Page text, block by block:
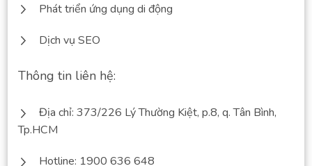
Phát triển ứng dụng di động
Dịch vụ SEO
Thông tin liên hệ:
Địa chỉ: 373/226 Lý Thường Kiệt, p.8, q. Tân Bình,
Tp.HCM
Hotline: 1900 636 648